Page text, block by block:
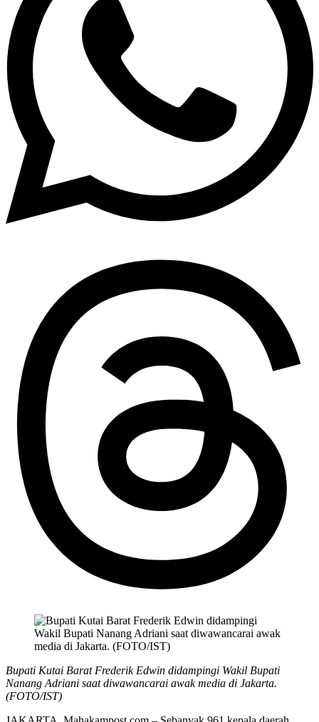
Bupati Kutai Barat Frederik Edwin didampingi Wakil Bupati
Nanang Adriani saat diwawancarai awak media di Jakarta.
(FOTO/IST)